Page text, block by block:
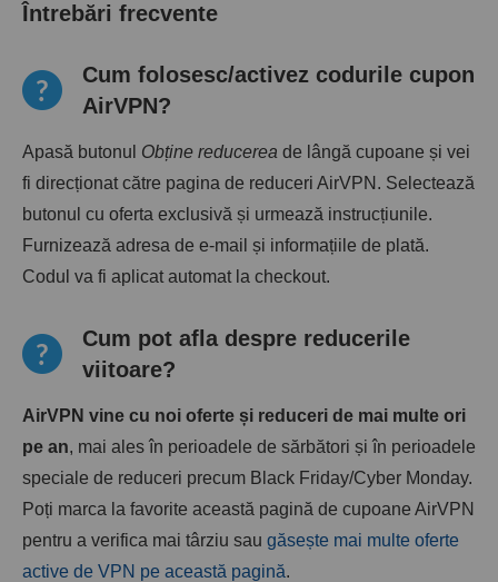
Întrebări frecvente
Cum folosesc/activez codurile cupon
AirVPN?
Apasă butonul Obține reducerea de lângă cupoane și vei
fi direcționat către pagina de reduceri AirVPN. Selectează
butonul cu oferta exclusivă și urmează instrucțiunile.
Furnizează adresa de e-mail și informațiile de plată.
Codul va fi aplicat automat la checkout.
Cum pot afla despre reducerile
viitoare?
AirVPN vine cu noi oferte și reduceri de mai multe ori
pe an, mai ales în perioadele de sărbători și în perioadele
speciale de reduceri precum Black Friday/Cyber ​​Monday.
Poți marca la favorite această pagină de cupoane AirVPN
pentru a verifica mai târziu sau găsește mai multe oferte
active de VPN pe această pagină.